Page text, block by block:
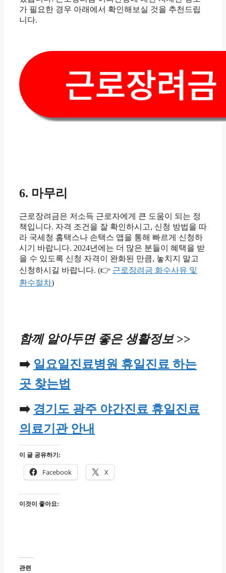
가 필요한 경우 아래에서 확인해보실 것을 추천드립
니다.
6. 마무리
근로장려금은 저소득 근로자에게 큰 도움이 되는 정
책입니다. 자격 조건을 잘 확인하시고, 신청 방법을 따
라 국세청 홈택스나 손택스 앱을 통해 빠르게 신청하
시기 바랍니다. 2024년에는 더 많은 분들이 혜택을 받
을 수 있도록 신청 자격이 완화된 만큼, 놓치지 말고
신청하시길 바랍니다. (👉 근로장려금 화수사유 및
환수절차)
함께 알아두면 좋은 생활정보>>
➡️ 일요일진료병원 휴일진료 하는
곳 찾는법
➡️ 경기도 광주 야간진료 휴일진료
의료기관 안내
이 글 공유하기:
Facebook X
이것이 좋아요:
관련